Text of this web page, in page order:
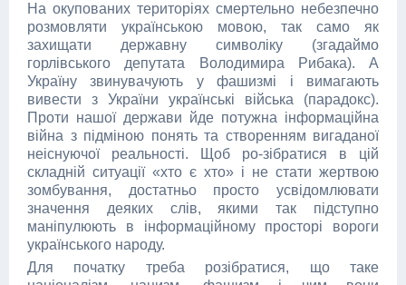
На окупованих територіях смертельно небезпечно
розмовляти українською мовою, так само як
захищати державну символіку (згадаймо
горлівського депутата Володимира Рибака). А
Україну звинувачують у фашизмі і вимагають
вивести з України українські війська (парадокс).
Проти нашої держави йде потужна інформаційна
війна з підміною понять та створенням вигаданої
неіснуючої реальності. Щоб ро-зібратися в цій
складній ситуації «хто є хто» і не стати жертвою
зомбування, достатньо просто усвідомлювати
значення деяких слів, якими так підступно
маніпулюють в інформаційному просторі вороги
українського народу.
Для початку треба розібратися, що таке